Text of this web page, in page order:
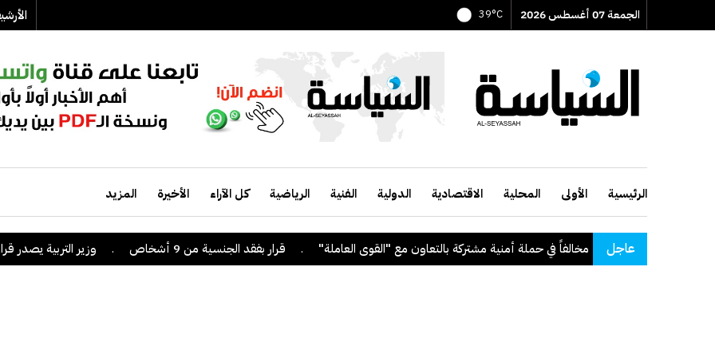
الجمعة 07 أغسطس 2026 39°C
الرئيسية الأولى المحلية الاقتصادية الدولية الفنية الرياضية كل الآراء الأخيرة المزيد
عاجل . قرار بفقد الجنسية من 9 أشخاص . وزير التربية يصدر قراراً